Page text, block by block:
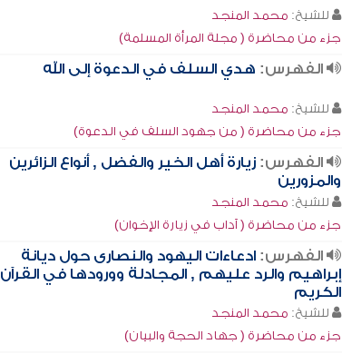
للشيخ: محمد المنجد
جزء من محاضرة ( مجلة المرأة المسلمة)
الفهرس: هدي السلف في الدعوة إلى الله
للشيخ: محمد المنجد
جزء من محاضرة ( من جهود السلف في الدعوة)
الفهرس: زيارة أهل الخير والفضل , أنواع الزائرين
والمزورين
للشيخ: محمد المنجد
جزء من محاضرة ( آداب في زيارة الإخوان)
الفهرس: ادعاءات اليهود والنصارى حول ديانة
إبراهيم والرد عليهم , المجادلة وورودها في القرآن
الكريم
للشيخ: محمد المنجد
جزء من محاضرة ( جهاد الحجة والبيان)